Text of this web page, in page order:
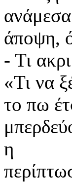
άποψη,
- Τι
«Τι να
το πω
η